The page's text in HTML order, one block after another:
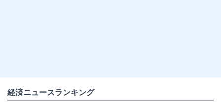
経済ニュースランキング